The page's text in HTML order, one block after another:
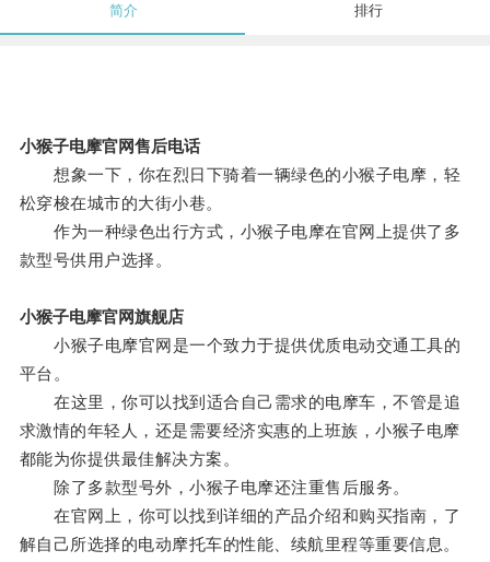
简介 排行
小猴子电摩官网售后电话
想象一下，你在烈日下骑着一辆绿色的小猴子电摩，轻
松穿梭在城市的大街小巷。
作为一种绿色出行方式，小猴子电摩在官网上提供了多
款型号供用户选择。
小猴子电摩官网旗舰店
小猴子电摩官网是一个致力于提供优质电动交通工具的
平台。
在这里，你可以找到适合自己需求的电摩车，不管是追
求激情的年轻人，还是需要经济实惠的上班族，小猴子电摩
都能为你提供最佳解决方案。
除了多款型号外，小猴子电摩还注重售后服务。
在官网上，你可以找到详细的产品介绍和购买指南，了
解自己所选择的电动摩托车的性能、续航里程等重要信息。